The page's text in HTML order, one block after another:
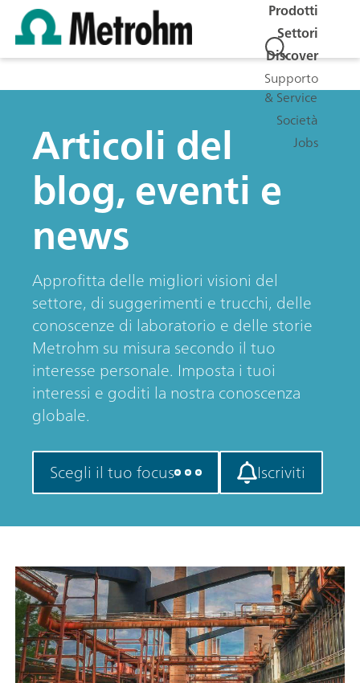
Prodotti
Settori
Discover
Supporto
& Service
Società
Jobs
Articoli del
blog, eventi e
news
Approfitta delle migliori visioni del
settore, di suggerimenti e trucchi, delle
conoscenze di laboratorio e delle storie
Metrohm su misura secondo il tuo
interesse personale. Imposta i tuoi
interessi e goditi la nostra conoscenza
globale.
Scegli il tuo focus Iscriviti